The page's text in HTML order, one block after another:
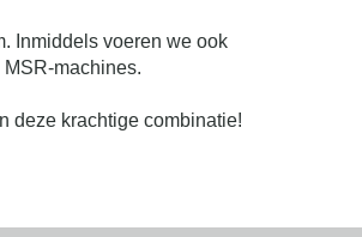
Inmiddels voeren we ook
machines.
deze krachtige combinatie!